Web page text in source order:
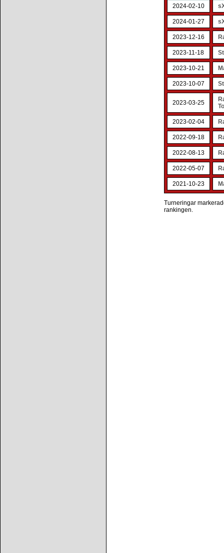
2024-02-10
2024-01-27
2023-12-16
2023-11-18
2023-10-21
2023-10-07
2023-03-25
2023-02-04
2022-09-18
2022-08-13
2022-05-07
2021-10-23
Turneringar
rankingen.